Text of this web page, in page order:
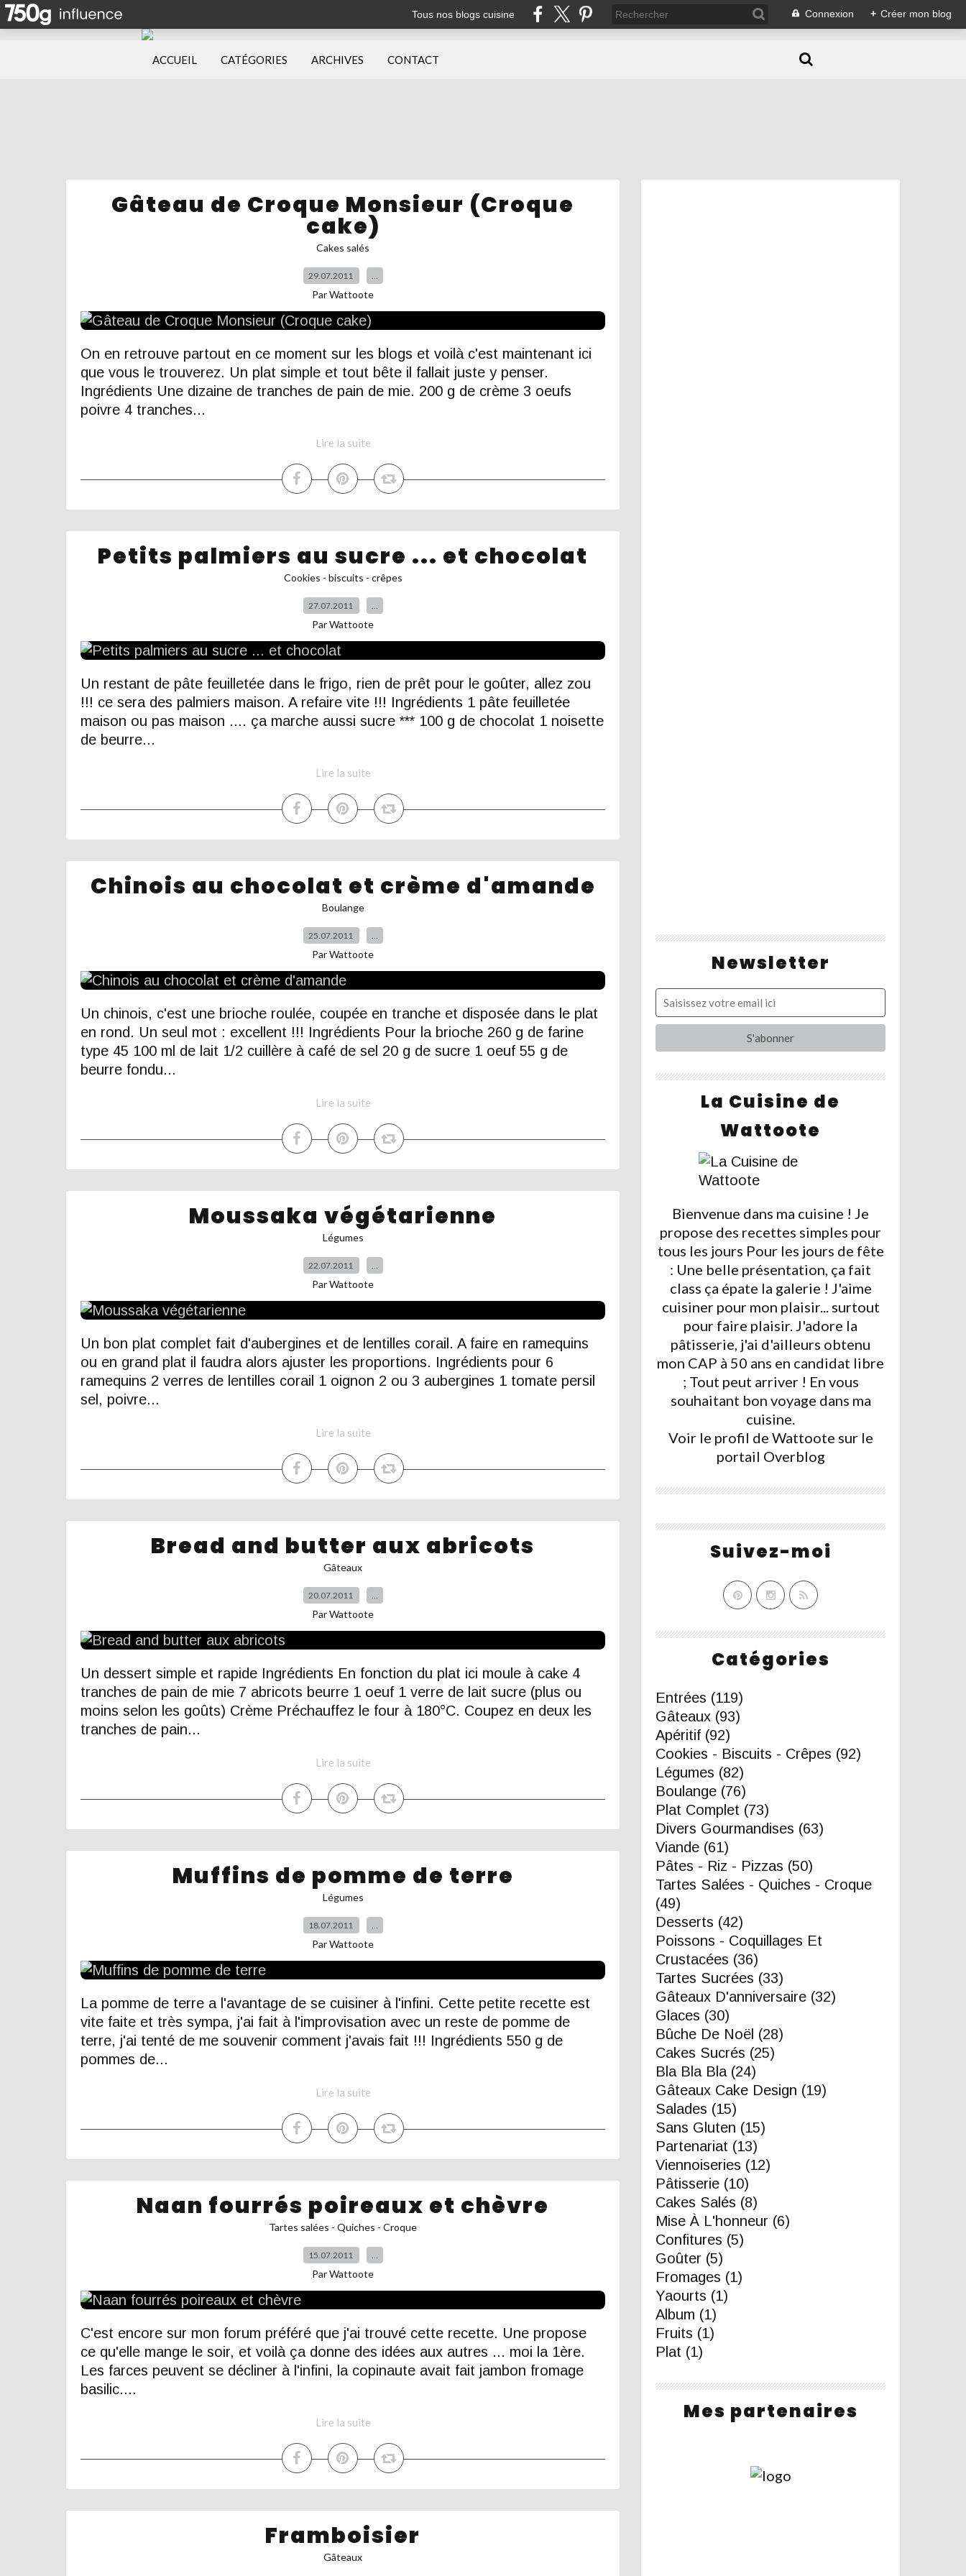
Tous nos blogs cuisine Connexion + Créer mon blog
ACCUEIL CATÉGORIES ARCHIVES CONTACT
Gâteau de Croque Monsieur (Croque
cake)
Cakes salés
29.07.2011 …
Par Wattoote
On en retrouve partout en ce moment sur les blogs et voilà c'est maintenant ici
que vous le trouverez. Un plat simple et tout bête il fallait juste y penser.
Ingrédients Une dizaine de tranches de pain de mie. 200 g de crème 3 oeufs
poivre 4 tranches...
Lire la suite
Petits palmiers au sucre ... et chocolat
Cookies - biscuits - crêpes
27.07.2011 …
Par Wattoote
Un restant de pâte feuilletée dans le frigo, rien de prêt pour le goûter, allez zou
!!! ce sera des palmiers maison. A refaire vite !!! Ingrédients 1 pâte feuilletée
maison ou pas maison .... ça marche aussi sucre *** 100 g de chocolat 1 noisette
de beurre...
Lire la suite
Chinois au chocolat et crème d'amande
Boulange
25.07.2011 …
Par Wattoote
Un chinois, c'est une brioche roulée, coupée en tranche et disposée dans le plat
en rond. Un seul mot : excellent !!! Ingrédients Pour la brioche 260 g de farine
type 45 100 ml de lait 1/2 cuillère à café de sel 20 g de sucre 1 oeuf 55 g de
beurre fondu...
Lire la suite
Moussaka végétarienne
Légumes
22.07.2011 …
Par Wattoote
Un bon plat complet fait d'aubergines et de lentilles corail. A faire en ramequins
ou en grand plat il faudra alors ajuster les proportions. Ingrédients pour 6
ramequins 2 verres de lentilles corail 1 oignon 2 ou 3 aubergines 1 tomate persil
sel, poivre...
Lire la suite
Bread and butter aux abricots
Gâteaux
20.07.2011 …
Par Wattoote
Un dessert simple et rapide Ingrédients En fonction du plat ici moule à cake 4
tranches de pain de mie 7 abricots beurre 1 oeuf 1 verre de lait sucre (plus ou
moins selon les goûts) Crème Préchauffez le four à 180°C. Coupez en deux les
tranches de pain...
Lire la suite
Muffins de pomme de terre
Légumes
18.07.2011 …
Par Wattoote
La pomme de terre a l'avantage de se cuisiner à l'infini. Cette petite recette est
vite faite et très sympa, j'ai fait à l'improvisation avec un reste de pomme de
terre, j'ai tenté de me souvenir comment j'avais fait !!! Ingrédients 550 g de
pommes de...
Lire la suite
Naan fourrés poireaux et chèvre
Tartes salées - Quiches - Croque
15.07.2011 …
Par Wattoote
C'est encore sur mon forum préféré que j'ai trouvé cette recette. Une propose
ce qu'elle mange le soir, et voilà ça donne des idées aux autres ... moi la 1ère.
Les farces peuvent se décliner à l'infini, la copinaute avait fait jambon fromage
basilic....
Lire la suite
Framboisier
Gâteaux
Newsletter
Catégories
Entrées (119)
Gâteaux (93)
Apéritif (92)
Cookies - Biscuits - Crêpes (92)
Légumes (82)
Boulange (76)
Plat Complet (73)
Divers Gourmandises (63)
Viande (61)
Pâtes - Riz - Pizzas (50)
Tartes Salées - Quiches - Croque
(49)
Desserts (42)
Poissons - Coquillages Et
Crustacées (36)
Tartes Sucrées (33)
Gâteaux D'anniversaire (32)
Glaces (30)
Bûche De Noël (28)
Cakes Sucrés (25)
Bla Bla Bla(24)
Gâteaux Cake Design (19)
Salades (15)
Sans Gluten (15)
Partenariat (13)
Viennoiseries (12)
Pâtisserie (10)
Cakes Salés (8)
Mise À L'honneur (6)
Confitures (5)
Goûter (5)
Fromages (1)
Yaourts (1)
Album (1)
Fruits (1)
Plat (1)
La Cuisine de
Wattoote
Bienvenue dans ma cuisine ! Je
propose des recettes simples pour
tous les jours Pour les jours de fête
: Une belle présentation, ça fait
class ça épate la galerie ! J'aime
cuisiner pour mon plaisir... surtout
pour faire plaisir. J'adore la
pâtisserie, j'ai d'ailleurs obtenu
mon CAP à 50 ans en candidat libre
; Tout peut arriver ! En vous
souhaitant bon voyage dans ma
cuisine.
Voir le profil de Wattoote sur le
portail Overblog
Suivez-moi
Mes partenaires